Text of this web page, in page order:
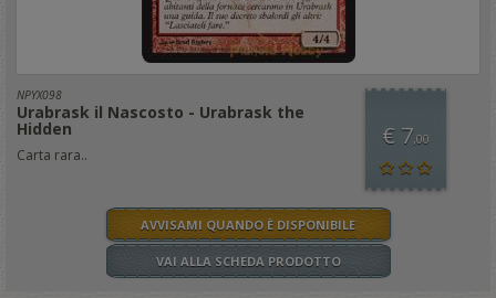
NPYX098
Urabrask il Nascosto - Urabrask the
Hidden
Carta rara..
€ 7,00
AVVISAMI QUANDO È DISPONIBILE
VAI ALLA SCHEDA PRODOTTO